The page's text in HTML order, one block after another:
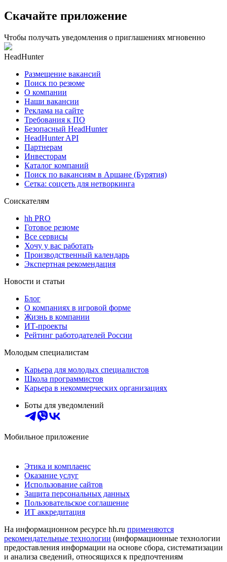
Скачайте приложение
Чтобы получать уведомления о приглашениях мгновенно
HeadHunter
Размещение вакансий
Поиск по резюме
О компании
Наши вакансии
Реклама на сайте
Требования к ПО
Безопасный HeadHunter
HeadHunter API
Партнерам
Инвесторам
Каталог компаний
Поиск по вакансиям в Аршане (Бурятия)
Сетка: соцсеть для нетворкинга
Соискателям
hh PRO
Готовое резюме
Все сервисы
Хочу у вас работать
Производственный календарь
Экспертная рекомендация
Новости и статьи
Блог
О компаниях в игровой форме
Жизнь в компании
ИТ-проекты
Рейтинг работодателей России
Молодым специалистам
Карьера для молодых специалистов
Школа программистов
Карьера в некоммерческих организациях
Боты для уведомлений
Мобильное приложение
Этика и комплаенс
Оказание услуг
Использование сайтов
Защита персональных данных
Пользовательское соглашение
ИТ аккредитация
На информационном ресурсе hh.ru применяются
рекомендательные технологии (информационные технологии
предоставления информации на основе сбора, систематизации
и анализа сведений, относящихся к предпочтениям